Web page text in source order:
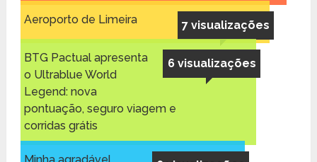
7 visualizações
Aeroporto de Limeira
6 visualizações
BTG Pactual apresenta
o Ultrablue World
Legend: nova
pontuação, seguro viagem e
corridas grátis